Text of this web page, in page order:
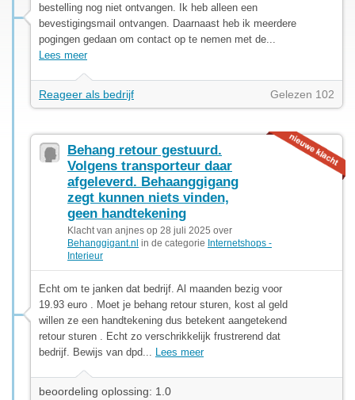
bestelling nog niet ontvangen. Ik heb alleen een
bevestigingsmail ontvangen. Daarnaast heb ik meerdere
pogingen gedaan om contact op te nemen met de...
Lees meer
Reageer als bedrijf Gelezen 102
Behang retour gestuurd.
Volgens transporteur daar
afgeleverd. Behaanggigang
zegt kunnen niets vinden,
geen handtekening
Klacht van anjnes op 28 juli 2025 over
Behanggigant.nl in de categorie Internetshops -
Interieur
Echt om te janken dat bedrijf. Al maanden bezig voor
19.93 euro . Moet je behang retour sturen, kost al geld
willen ze een handtekening dus betekent aangetekend
retour sturen . Echt zo verschrikkelijk frustrerend dat
bedrijf. Bewijs van dpd... Lees meer
beoordeling oplossing: 1.0